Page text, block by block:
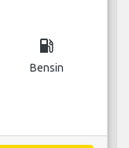
local_gas_station
Bensin